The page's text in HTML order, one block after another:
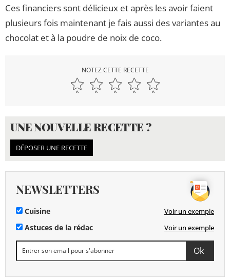
Ces financiers sont délicieux et après les avoir faient
plusieurs fois maintenant je fais aussi des variantes au
chocolat et à la poudre de noix de coco.
NOTEZ CETTE RECETTE
UNE NOUVELLE RECETTE ?
DÉPOSER UNE RECETTE
NEWSLETTERS
Cuisine Voir un exemple
Astuces de la rédac Voir un exemple